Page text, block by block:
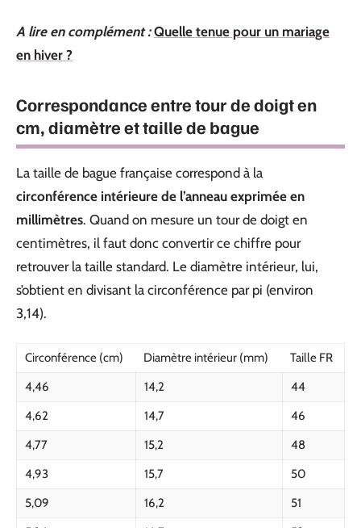
A lire en complément : Quelle tenue pour un mariage
en hiver ?
Correspondance entre tour de doigt en
cm, diamètre et taille de bague
La taille de bague française correspond à la
circonférence intérieure de l’anneau exprimée en
millimètres. Quand on mesure un tour de doigt en
centimètres, il faut donc convertir ce chiffre pour
retrouver la taille standard. Le diamètre intérieur, lui,
s’obtient en divisant la circonférence par pi (environ
3,14).
Circonférence (cm) Diamètre intérieur (mm)
Taille FR
4,46
14,2
44
4,62
14,7
46
4,77
15,2
48
4,93
15,7
50
5,09
16,2
51